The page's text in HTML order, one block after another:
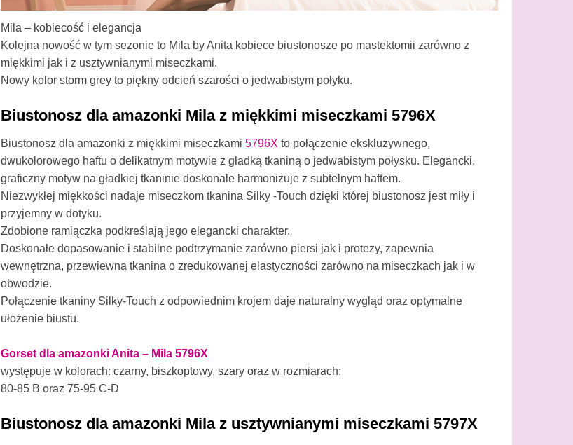
Mila – kobiecość i elegancja
Kolejna nowość w tym sezonie to Mila by Anita kobiece biustonosze po mastektomii zarówno z
miękkimi jak i z usztywnianymi miseczkami.
Nowy kolor storm grey to piękny odcień szarości o jedwabistym połyku.
Biustonosz dla amazonki Mila z miękkimi miseczkami 5796X
Biustonosz dla amazonki z miękkimi miseczkami 5796X to połączenie ekskluzywnego,
dwukolorowego haftu o delikatnym motywie z gładką tkaniną o jedwabistym połysku. Elegancki,
graficzny motyw na gładkiej tkaninie doskonale harmonizuje z subtelnym haftem.
Niezwykłej miękkości nadaje miseczkom tkanina Silky -Touch dzięki której biustonosz jest miły i
przyjemny w dotyku.
Zdobione ramiączka podkreślają jego elegancki charakter.
Doskonałe dopasowanie i stabilne podtrzymanie zarówno piersi jak i protezy, zapewnia
wewnętrzna, przewiewna tkanina o zredukowanej elastyczności zarówno na miseczkach jak i w
obwodzie.
Połączenie tkaniny Silky-Touch z odpowiednim krojem daje naturalny wygląd oraz optymalne
ułożenie biustu.
Gorset dla amazonki Anita – Mila 5796X
występuje w kolorach: czarny, biszkoptowy, szary oraz w rozmiarach:
80-85 B oraz 75-95 C-D
Biustonosz dla amazonki Mila z usztywnianymi miseczkami 5797X